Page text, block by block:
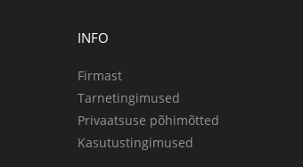
INFO
Firmast
Tarnetingimused
Privaatsuse põhimõtted
Kasutustingimused